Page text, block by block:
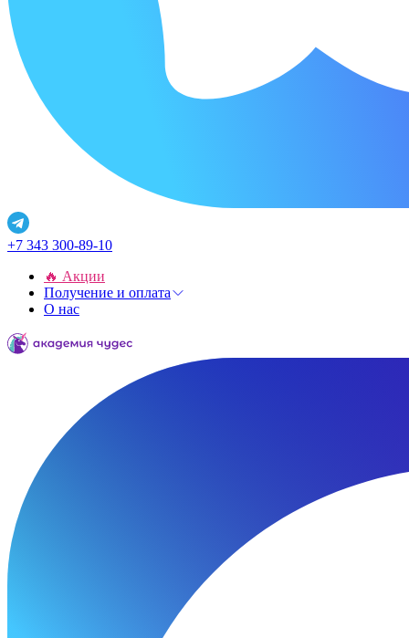
+7 343 300-89-10
🔥 Акции
Получение и оплата
О нас